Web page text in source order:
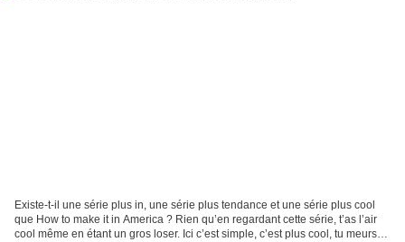
Existe-t-il une série plus in, une série plus tendance et une série plus cool
que How to make it in America ? Rien qu’en regardant cette série, t’as l’air
cool même en étant un gros loser. Ici c’est simple, c’est plus cool, tu meurs